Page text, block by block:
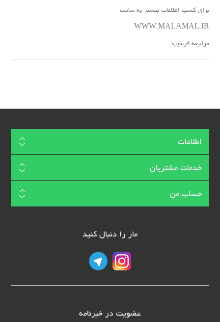
برای کسب اطلاعات بیشتر به سایت
WWW.MALAMAL.IR
مراجعه فرمایید
اطلاعات
خدمات مشتریان
حساب من
مار را دنبال کنید
عضویت در خبرنامه